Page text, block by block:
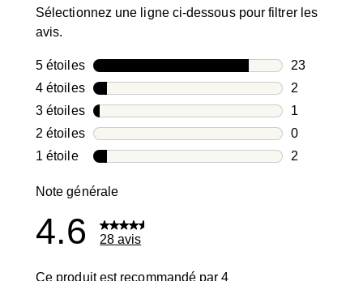
Sélectionnez une ligne ci-dessous pour filtrer les
avis.
5 étoilesétoiles
23
23 avis
4 étoilesétoiles
2
2 avis avec
3 étoilesétoiles
1
1 avis avec
2 étoilesétoiles
0
0 avis avec
1 étoileétoiles
2
Note générale
4.6 28 avis
Ce produit est recommandé par 4